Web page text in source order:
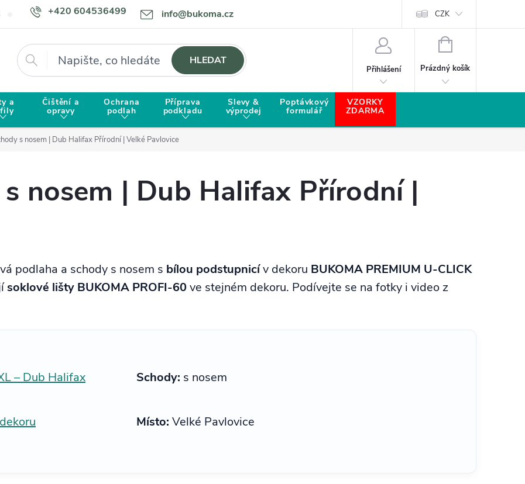
+420 604536499 info@bukoma.cz
Doprava a platba Proč zvolit BUKOMU? CZK
Hledat HLEDAT
Přihlášení
NÁKUPNÍ KOŠÍK
Prázdný košík
a Čištění a
opravy
Ochrana
podlah
Příprava
podkladu
Slevy &
výprodej
Poptávkový
formulář
VZORKY
ZDARMA
s nosem | Dub Halifax Přírodní | Velké Pavlovice
nosem | Dub Halifax Přírodní |
podlaha a schody s nosem s bílou podstupnicív dekoru BUKOMA PREMIUM U-CLICK
soklové lišty BUKOMA PROFI-60ve stejném dekoru. Podívejte se na fotky i video z
– Dub Halifax
Schody: s nosem
Místo: Velké Pavlovice